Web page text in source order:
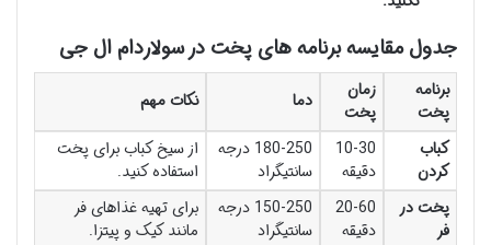
جدول مقایسه برنامه های پخت در سولاردام ال جی
برنامه
پخت
زمان
پخت
دما
نکات مهم
کباب
کردن
10-30
دقیقه
180-250 درجه
سانتیگراد
از سیخ کباب برای پخت
استفاده کنید.
پخت در
فر
20-60
دقیقه
150-250 درجه
سانتیگراد
برای تهیه غذاهای فر
مانند کیک و پیتزا.